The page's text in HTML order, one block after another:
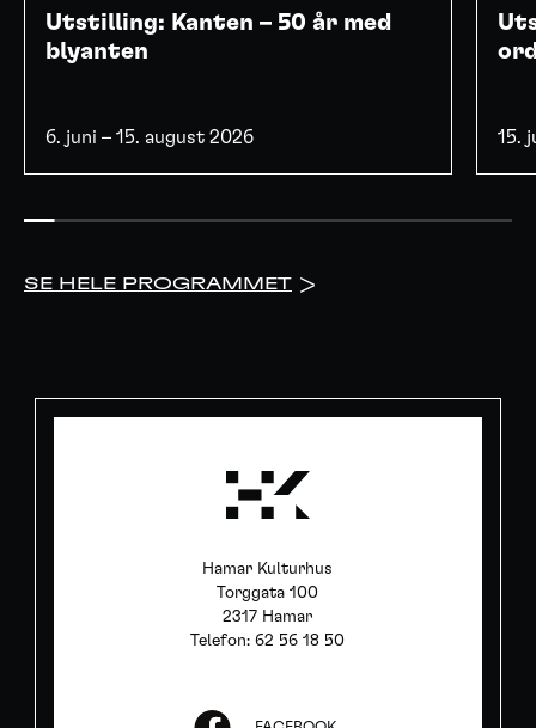
Utstilling: Kanten – 50 år med
blyanten
6. juni – 15. august 2026 15.
SE HELE PROGRAMMET >
Hamar Kulturhus
Torggata 100
2317 Hamar
Telefon: 62 56 18 50